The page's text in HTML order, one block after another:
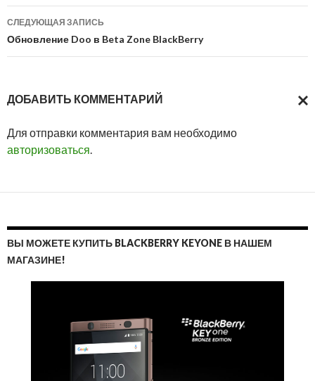
записям
СЛЕДУЮЩАЯ ЗАПИСЬ
Обновление Doo в Beta Zone BlackBerry
ДОБАВИТЬ КОММЕНТАРИЙ
Для отправки комментария вам необходимо
авторизоваться
ВЫ МОЖЕТЕ КУПИТЬ BLACKBERRY KEYONE В НАШЕМ
МАГАЗИНЕ!